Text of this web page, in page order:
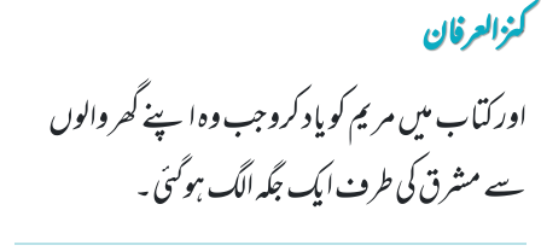
کنزالعرفان
اور کتاب میں مریم کو یاد کرو جب وہ اپنے گھر والوں
سے مشرق کی طرف ایک جگہ الگ ہوگئی۔